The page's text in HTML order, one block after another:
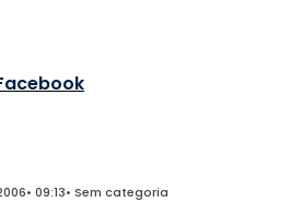
• 09:13• Sem categoria